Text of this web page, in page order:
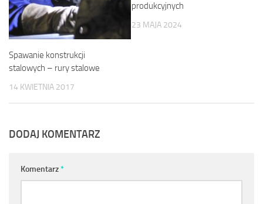
Spawanie konstrukcji
stalowych – rury stalowe
14 KWIETNIA 2017
produkcyjnych
23 MAJA 2024
DODAJ KOMENTARZ
Komentarz*